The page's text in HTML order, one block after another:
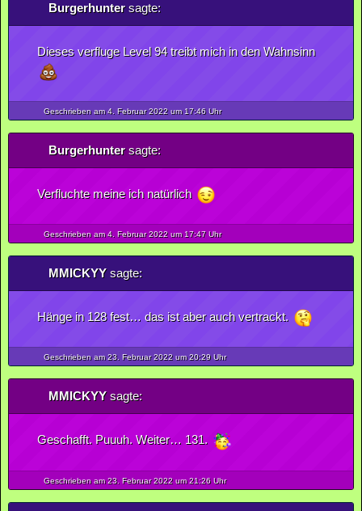
Burgerhuntersagte:
Dieses verfluge Level 94 treibt mich in den Wahnsinn
Geschrieben am 4. Februar2022um 17:46 Uhr
Burgerhuntersagte:
Verfluchte meine ich natürlich
Geschrieben am 4. Februar2022um 17:47 Uhr
MMICKYYsagte:
Hänge in 128 fest… das ist aber auch vertrackt.
Geschrieben am 23. Februar2022um 20:29 Uhr
MMICKYYsagte:
Geschafft. Puuuh. Weiter… 131.
Geschrieben am 23. Februar2022um 21:26 Uhr